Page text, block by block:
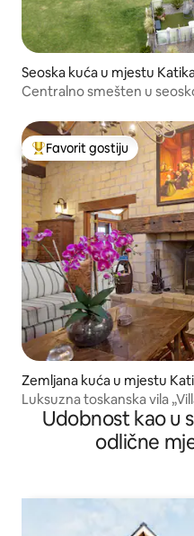
Seoska kuća u mjestu
Centralno smešten u
Glavni favorit gostiju
Favorit gostiju
Zemljana kuća u mjestu
Luksuzna toskanska vila
Udobnost kao u
odlične